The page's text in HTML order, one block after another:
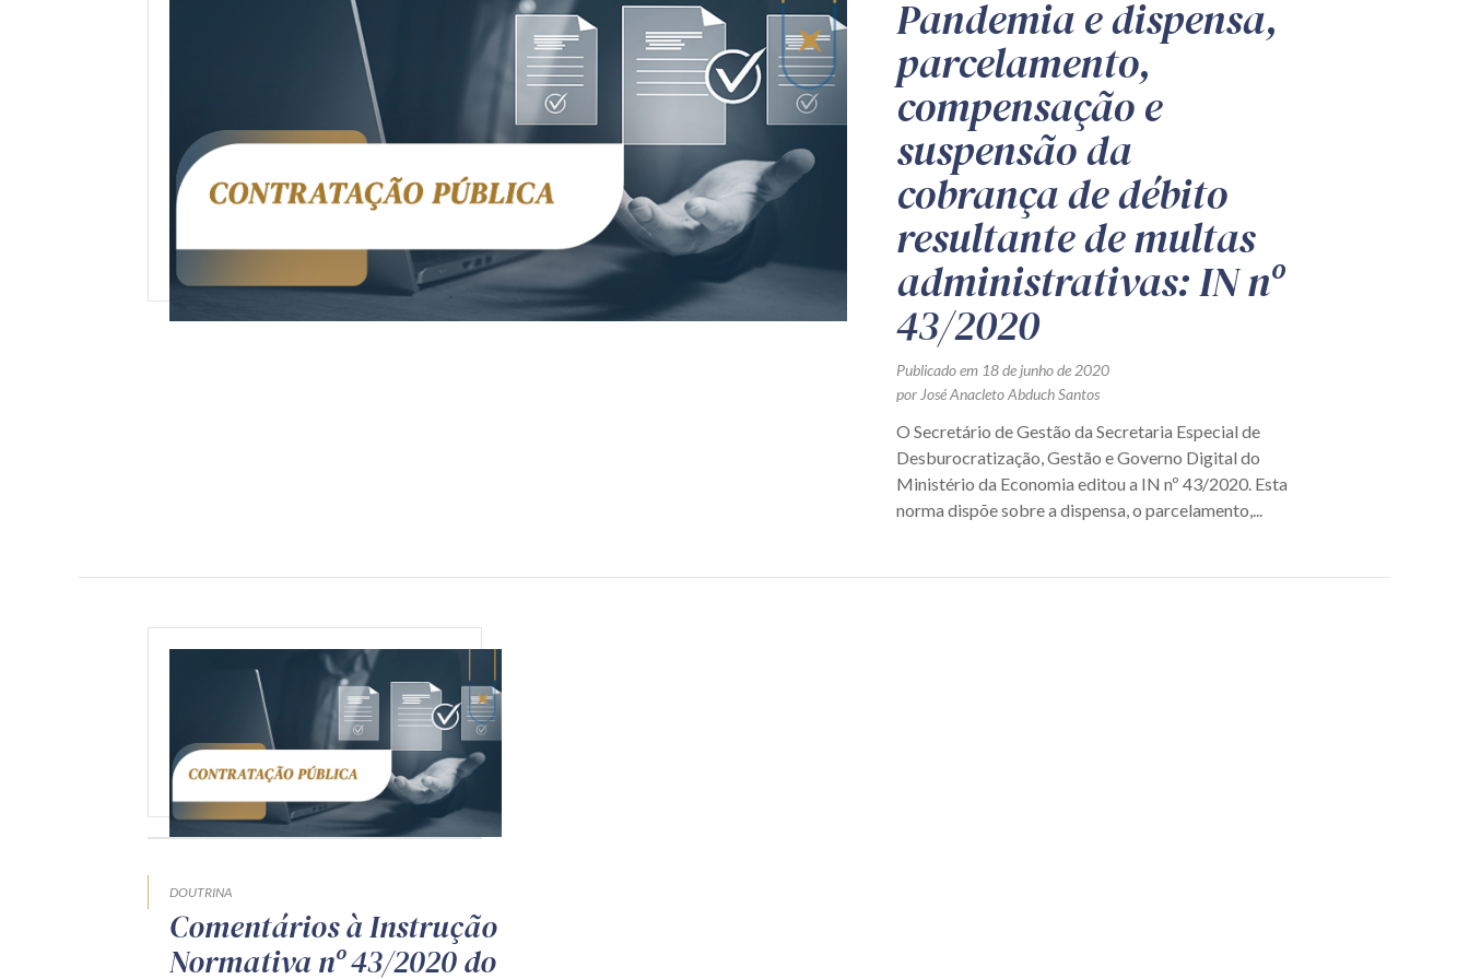
Pandemia e dispensa,
parcelamento,
compensação e
suspensão da
cobrança de débito
resultante de multas
administrativas: IN nº
43/2020
Publicado em 18 de junho de 2020
por José Anacleto Abduch Santos
O Secretário de Gestão da Secretaria Especial de
Desburocratização, Gestão e Governo Digital do
Ministério da Economia editou a IN nº 43/2020. Esta
norma dispõe sobre a dispensa, o parcelamento,...
DOUTRINA
Comentários à Instrução
Normativa nº 43/2020 do